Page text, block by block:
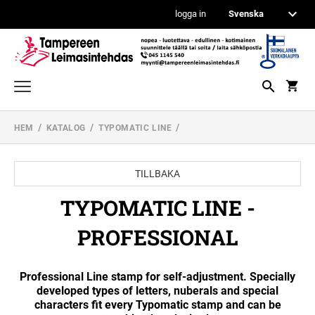
logga in
KONTORSTÄMPLAR
TRODAT PRINTY LINE STÄMPLAR EGEN
UTFORMNING
PROFESSIONAL LINE DATUMSTÄMPLAR
PROFESSIONAL LINE SIFFER- +
TEXTBANDTÄMPLAR;
STANDARDSTÄMPLAR
PRINTY LINE DATUMSTÄMPLAR EGEN
UTFORMNING
ISPM 15 STÄMPLAR
REKTANGULÄR TRE STÄMPLAR
TRÄSTÄMPLAR I LAGER
KONTERINGSSTÄMPLAR
STÄMPELPENNOR
HEM KATALOG TYPOMATIC LINE
TILLBAKA
TYPOMATIC LINE -
PROFESSIONAL
Professional Line stamp for self-adjustment. Specially
developed types of letters, nuberals and special
characters fit every Typomatic stamp and can be